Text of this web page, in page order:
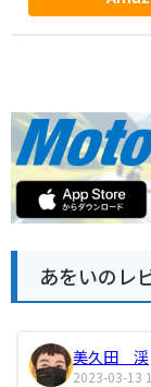
あをいのレ
美久田 渓
2023-03-13